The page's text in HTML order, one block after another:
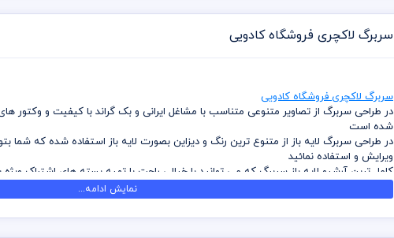
سربرگ لاکچری فروشگاه کادویی
سربرگ لاکچری فروشگاه کادویی
در طراحی سربرگ از تصاویر متنوعی متناسب با مشاغل ایرانی و بک گراند با کیفیت و وکتور
شده است
در طراحی سربرگ لایه باز از متنوع ترین رنگ و دیزاین بصورت لایه باز استفاده شده که شما
ویرایش و استفاده نمائید
کامل ترین آرشیو لایه باز سربرگ که می توانید با خیالی راحت با تهیه بسته های اشتراک ویژه
در طراحی سربرگ میهن پی اس دی از تصاویر و وکتورهای باکیفیت استفاده شده است برای
باشد
نمایش ادامه...